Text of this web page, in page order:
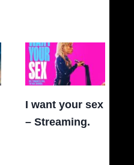
I want your sex
– Streaming.